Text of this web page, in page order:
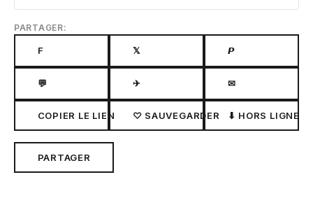
PARTAGER:
F 𝕏 𝙋
💬 ✈ ✉
COPIER LE LIEN ♡ SAUVEGARDER ⬇ HORS LIGNE
PARTAGER